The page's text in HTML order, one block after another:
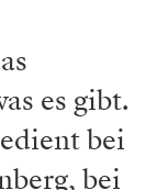
es gibt.
bei
bei